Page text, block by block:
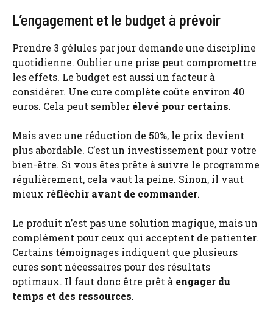
L’engagement et le budget à prévoir
Prendre 3 gélules par jour demande une discipline
quotidienne. Oublier une prise peut compromettre
les effets. Le budget est aussi un facteur à
considérer. Une cure complète coûte environ 40
euros. Cela peut sembler élevé pour certains.
Mais avec une réduction de 50%, le prix devient
plus abordable. C’est un investissement pour votre
bien-être. Si vous êtes prête à suivre le programme
régulièrement, cela vaut la peine. Sinon, il vaut
mieux réfléchir avant de commander.
Le produit n’est pas une solution magique, mais un
complément pour ceux qui acceptent de patienter.
Certains témoignages indiquent que plusieurs
cures sont nécessaires pour des résultats
optimaux. Il faut donc être prêt à engager du
temps et des ressources.